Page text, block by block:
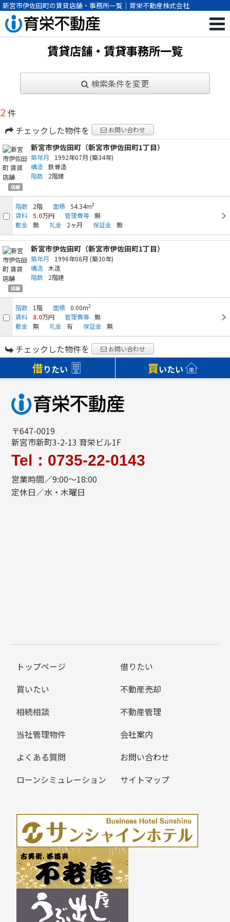
新宮市伊佐田町の賃貸店舗・事務所一覧｜育栄不動産株式会社
賃貸店舗・賃貸事務所一覧
検索条件を変更
2 件
チェックした物件を
お問い合わせ
店舗
新宮市伊佐田町（新宮市伊佐田町1丁目）
築年月 1992年07月 (築34年)
構造 鉄骨造
階数
2階建
階数 2階 面積 54.34m2
賃料 5.0万円 管理費等 無
敷金
無 礼金 2ヶ月 保証金 無
店舗
新宮市伊佐田町（新宮市伊佐田町1丁目）
築年月 1996年08月 (築30年)
構造 木造
階数
2階建
階数 1階 面積 0.00m2
賃料 8.0万円 管理費等 無
敷金
無 礼金 有 保証金 無
チェックした物件を お問い合わせ
借りたい 買いたい
〒647-0019
新宮市新町3-2-13 育栄ビル1F
Tel：0735-22-0143
営業時間／9:00～18:00
定休日／水・木曜日
トップページ
借りたい
買いたい
不動産売却
相続相談
不動産管理
当社管理物件
会社案内
よくある質問
お問い合わせ
ローンシミュレーション
サイトマップ